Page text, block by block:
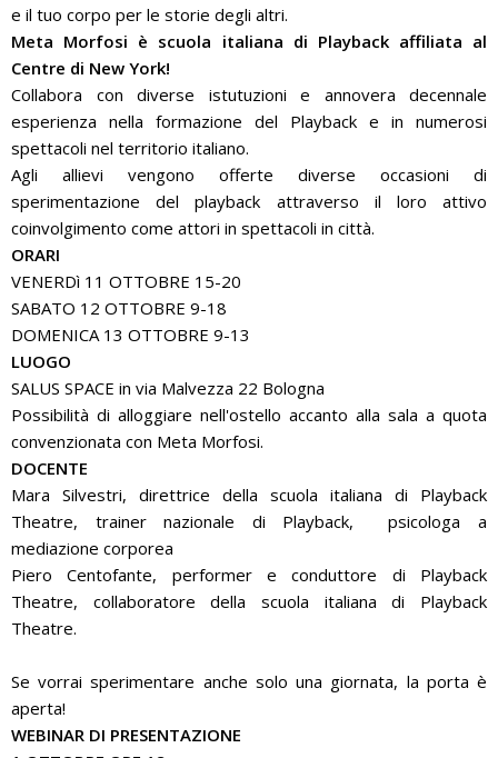
e il tuo corpo per le storie degli altri.
Meta Morfosi è scuola italiana di Playback affiliata al
Centre di New York!
Collabora con diverse istutuzioni e annovera decennale
esperienza nella formazione del Playback e in numerosi
spettacoli nel territorio italiano.
Agli allievi vengono offerte diverse occasioni di
sperimentazione del playback attraverso il loro attivo
coinvolgimento come attori in spettacoli in città.
ORARI
VENERDì 11 OTTOBRE 15-20
SABATO 12 OTTOBRE 9-18
DOMENICA 13 OTTOBRE 9-13
LUOGO
SALUS SPACE in via Malvezza 22 Bologna
Possibilità di alloggiare nell'ostello accanto alla sala a quota
convenzionata con Meta Morfosi.
DOCENTE
Mara Silvestri, direttrice della scuola italiana di Playback
Theatre, trainer nazionale di Playback, psicologa a
mediazione corporea
Piero Centofante, performer e conduttore di Playback
Theatre, collaboratore della scuola italiana di Playback
Theatre.
Se vorrai sperimentare anche solo una giornata, la porta è
aperta!
WEBINAR DI PRESENTAZIONE